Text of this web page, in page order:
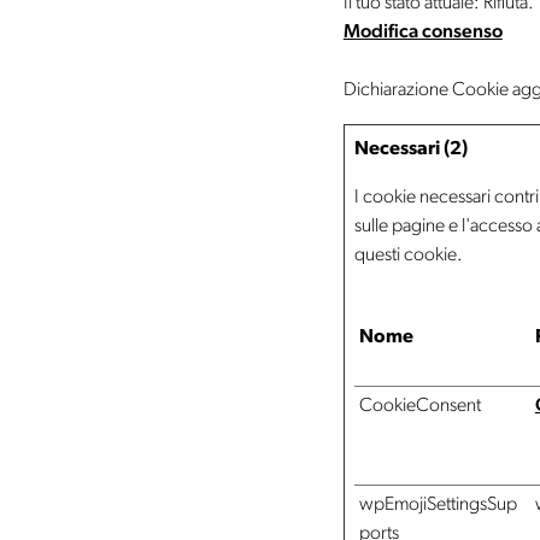
Modifica consenso
Dichiarazione Cookie
Necessari (2)
I cookie necessari
sulle pagine e
questi cookie.
Nome
CookieConsent
wpEmojiSettingsSup
ports